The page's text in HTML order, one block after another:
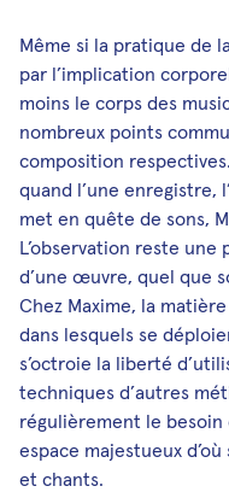
Même si la pratique de
par l’implication
moins le corps des
nombreux points
composition
quand l’une enregistre,
met en quête de sons,
L’observation reste une
d’une œuvre, quel que
Chez Maxime, la
dans lesquels se
s’octroie la liberté
techniques d’autres
régulièrement le besoin
espace majestueux
et chants.